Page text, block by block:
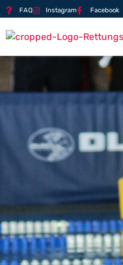
FAQ Instagram Facebook